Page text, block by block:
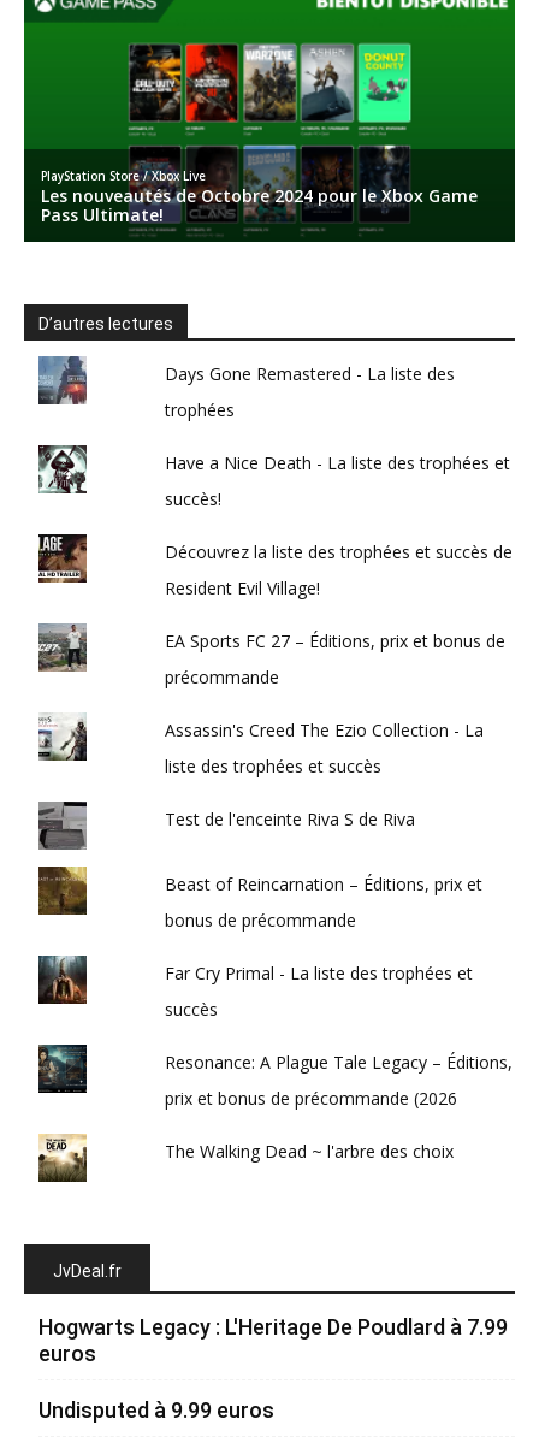
D’autres lectures
Days Gone Remastered - La liste des
trophées
Have a Nice Death - La liste des trophées et
succès!
Découvrez la liste des trophées et succès de
Resident Evil Village!
EA Sports FC 27 – Éditions, prix et bonus de
précommande
Assassin's Creed The Ezio Collection - La
liste des trophées et succès
Test de l'enceinte Riva S de Riva
Beast of Reincarnation – Éditions, prix et
bonus de précommande
Far Cry Primal - La liste des trophées et
succès
Resonance: A Plague Tale Legacy – Éditions,
prix et bonus de précommande (2026
The Walking Dead ~ l'arbre des choix
JvDeal.fr
Hogwarts Legacy : L'Heritage De Poudlard à 7.99
euros
Undisputed à 9.99 euros